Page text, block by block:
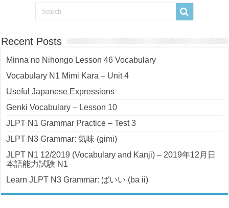
Recent Posts
Minna no Nihongo Lesson 46 Vocabulary
Vocabulary N1 Mimi Kara – Unit 4
Useful Japanese Expressions
Genki Vocabulary – Lesson 10
JLPT N1 Grammar Practice – Test 3
JLPT N3 Grammar: 気味 (gimi)
JLPT N1 12/2019 (Vocabulary and Kanji) – 2019年12月日
本語能力試験 N1
Learn JLPT N3 Grammar: ばいい (ba ii)